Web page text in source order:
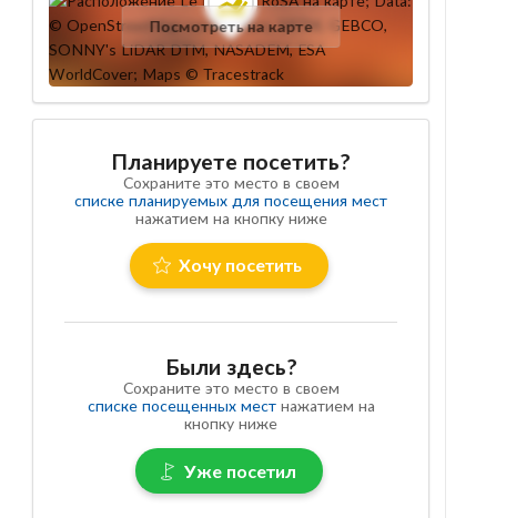
Посмотреть на карте
Планируете посетить?
Сохраните это место в своем
списке планируемых для посещения мест
нажатием на кнопку ниже
Хочу посетить
Были здесь?
Сохраните это место в своем
списке посещенных местнажатием на
кнопку ниже
Уже посетил